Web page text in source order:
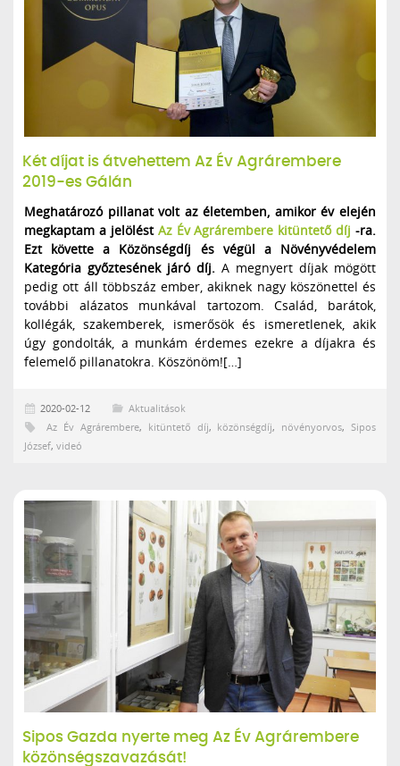
Két díjat is átvehettem Az Év Agrárembere
2019-es Gálán
Meghatározó pillanat volt az életemben, amikor év elején
megkaptam a jelölést Az Év Agrárembere kitüntető díj -ra.
Ezt követte a Közönségdíj és végül a Növényvédelem
Kategória győztesének járó díj. A megnyert díjak mögött
pedig ott áll többszáz ember, akiknek nagy köszönettel és
további alázatos munkával tartozom. Család, barátok,
kollégák, szakemberek, ismerősök és ismeretlenek, akik
úgy gondolták, a munkám érdemes ezekre a díjakra és
felemelő pillanatokra. Köszönöm![…]
2020-02-12
Aktualitások
Az Év Agrárembere, kitüntető díj, közönségdíj, növényorvos,Sipos
József, videó
Sipos Gazda nyerte meg Az Év Agrárembere
közönségszavazását!